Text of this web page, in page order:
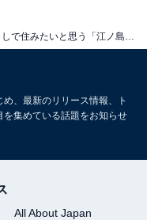
、最新のリリース情報、ト
集めている話題をお知らせ
All About Japan